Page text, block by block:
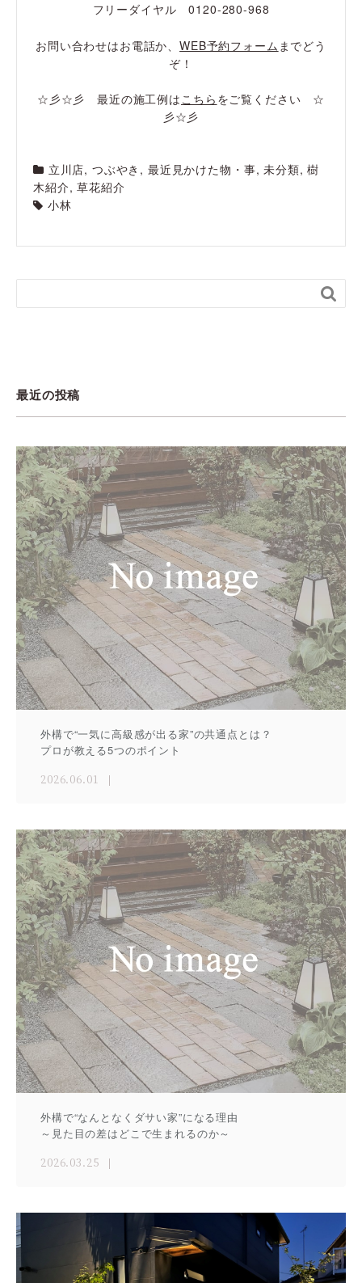
フリーダイヤル 0120-280-968
お問い合わせはお電話か、WEB予約フォーム までどう
ぞ！
☆彡☆彡 最近の施工例はこちら をご覧ください ☆
彡☆彡
立川店, つぶやき , 最近見かけた物・事,未分類,樹
木紹介,草花紹介
小林

最近の投稿
外構で“一気に高級感が出る家”の共通点とは？
プロが教える5つのポイント
2026.06.01
外構で“なんとなくダサい家”になる理由
～見た目の差はどこで生まれるのか～
2026.03.25